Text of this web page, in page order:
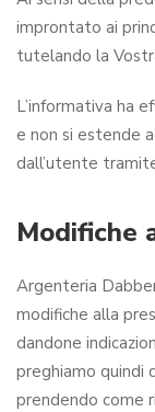
improntato ai
tutelando la
L’informativa ha
e non si estende
dall’utente
Modifiche
Argenteria
modifiche alla
dandone
preghiamo quindi
prendendo come